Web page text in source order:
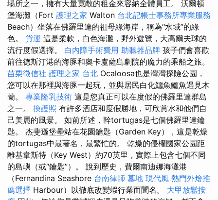
場所之一，擁有大量寬敞的租金來容納全體員工。 沃爾頓
堡海灘（Fort 護理之家 Walton 台北記帳士事務所專業服務
Beach）坐落在佛羅里達的祖母綠海岸，稱為“水域”的綠
色。 貨運 這是柔軟，白色海灘，野外遊覽，大高爾夫球的
流行度假選擇。 白內障手術費用 助聽器品牌 孩子們會喜歡
前往德斯汀港的海豚和奧卡盧薩島劇院的魔力的乘船之旅。
苗栗徵信社 護理之家 台北 Ocaloosa也是灣灣探險公園，
您可以在那裡與海豚一起玩，並與居民白化鱷魚鱷魚遇見木
蘭。 專業隆乳技術 這是您真正可以在度假的佛羅里達群島
之一。 換護照 有許多酒店和度假勝地，可欣賞水和他們自
己美麗的風景。 如前所述，幹tortugas是七個佛羅里達鑰
匙。 杰斐遜堡壘站在花園鑰匙（Garden Key），這是乾燥
的tortugas中最著名，最繁忙的。 乾燥的侵權國家公園距
離基韋斯特（Key West）約70英里，實際上包含七個不同
的島嶼（或“鑰匙”）。 說到歷史，費爾南迪娜海灘港
（Fernandina Seashore 台南律師 墓地 現代風 熱門外燴推
薦選擇 Harbour）以徹底改變蝦行業而聞名。 大甲放鬆按